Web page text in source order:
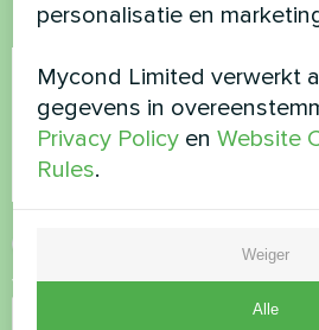
Opmerking
accepteren
Veiligheidscontrole*
personalisatie en
Mycond Limited verwerkt
gegevens in
Privacy Policy enWebsite
Rules.
Weiger
Alle